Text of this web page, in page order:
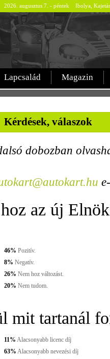
2026. augusztus 7. - péntek Ibolya,
Lapcsalád Magazin
Kérdések, válaszok
dobozban
az új
46% Pozitív.
8% Negatív.
26% Nem hoz változást.
20% Nem tudom.
mit tartanál
11% Alacsonyabb licenc díj
63% Alacsonyabb nevezési díj